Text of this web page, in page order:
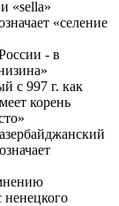
«sella»
«селение
- в
с 997 г. как
корень
ненецкого